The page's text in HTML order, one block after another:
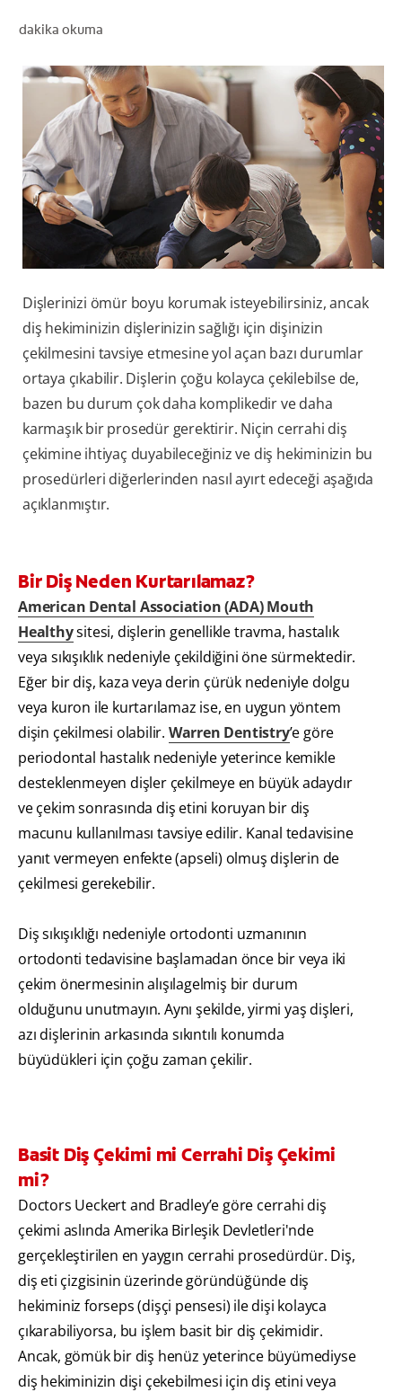
TR (TR)
KAYIT OL
dakika okuma
Dişlerinizi ömür boyu korumak isteyebilirsiniz, ancak
diş hekiminizin dişlerinizin sağlığı için dişinizin
çekilmesini tavsiye etmesine yol açan bazı durumlar
ortaya çıkabilir. Dişlerin çoğu kolayca çekilebilse de,
bazen bu durum çok daha komplikedir ve daha
karmaşık bir prosedür gerektirir. Niçin cerrahi diş
çekimine ihtiyaç duyabileceğiniz ve diş hekiminizin bu
prosedürleri diğerlerinden nasıl ayırt edeceği aşağıda
açıklanmıştır.
Bir Diş Neden Kurtarılamaz?
American Dental Association (ADA) Mouth
Healthysitesi, dişlerin genellikle travma, hastalık
veya sıkışıklık nedeniyle çekildiğini öne sürmektedir.
Eğer bir diş, kaza veya derin çürük nedeniyle dolgu
veya kuron ile kurtarılamaz ise, en uygun yöntem
dişin çekilmesi olabilir. Warren Dentistry’e göre
periodontal hastalık nedeniyle yeterince kemikle
desteklenmeyen dişler çekilmeye en büyük adaydır
ve çekim sonrasında diş etini koruyan bir diş
macunu kullanılması tavsiye edilir. Kanal tedavisine
yanıt vermeyen enfekte (apseli) olmuş dişlerin de
çekilmesi gerekebilir.
Diş sıkışıklığı nedeniyle ortodonti uzmanının
ortodonti tedavisine başlamadan önce bir veya iki
çekim önermesinin alışılagelmiş bir durum
olduğunu unutmayın. Aynı şekilde, yirmi yaş dişleri,
azı dişlerinin arkasında sıkıntılı konumda
büyüdükleri için çoğu zaman çekilir.
Basit Diş Çekimi mi Cerrahi Diş Çekimi
mi?
Doctors Ueckert and Bradley’e göre cerrahi diş
çekimi aslında Amerika Birleşik Devletleri'nde
gerçekleştirilen en yaygın cerrahi prosedürdür. Diş,
diş eti çizgisinin üzerinde göründüğünde diş
hekiminiz forseps (dişçi pensesi) ile dişi kolayca
çıkarabiliyorsa, bu işlem basit bir diş çekimidir.
Ancak, gömük bir diş henüz yeterince büyümediyse
diş hekiminizin dişi çekebilmesi için diş etini veya